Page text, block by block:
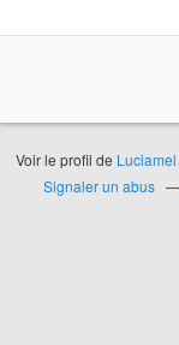
Voir le profil de Luciamel
Signaler un abus